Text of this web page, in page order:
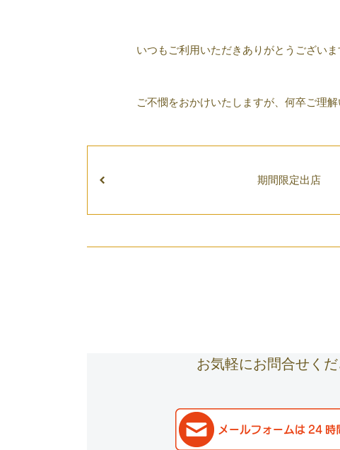
いつもご利用いただきありがとうござい
ご不憫をおかけいたしますが、何卒ご理
期間限定出店
お気軽にお問合せく